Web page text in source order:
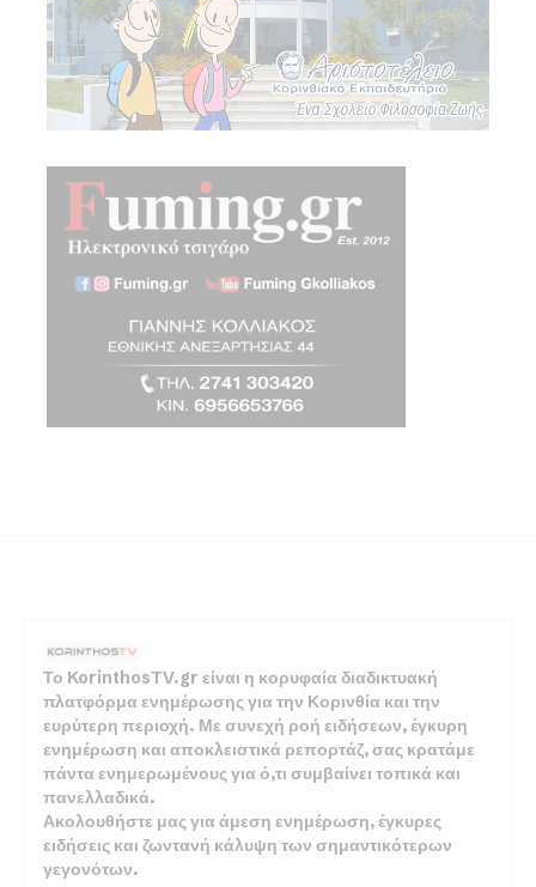
Το KorinthosTV.gr είναι η κορυφαία διαδικτυακή
πλατφόρμα ενημέρωσης για την Κορινθία και την
ευρύτερη περιοχή. Με συνεχή ροή ειδήσεων, έγκυρη
ενημέρωση και αποκλειστικά ρεπορτάζ, σας κρατάμε
πάντα ενημερωμένους για ό,τι συμβαίνει τοπικά και
πανελλαδικά.
Ακολουθήστε μας για άμεση ενημέρωση, έγκυρες
ειδήσεις και ζωντανή κάλυψη των σημαντικότερων
γεγονότων.